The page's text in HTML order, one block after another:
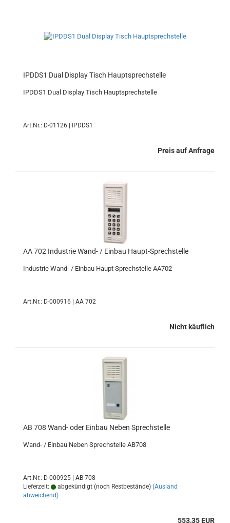
IPDDS1 Dual Display Tisch Hauptsprechstelle
IPDDS1 Dual Display Tisch Hauptsprechstelle
Art.Nr.: D-01126 | IPDDS1
Preis auf Anfrage
AA 702 Industrie Wand- / Einbau Haupt-Sprechstelle
Industrie Wand- / Einbau Haupt Sprechstelle AA702
Art.Nr.: D-000916 | AA 702
Nicht käuflich
AB 708 Wand- oder Einbau Neben Sprechstelle
Wand- / Einbau Neben Sprechstelle AB708
Art.Nr.: D-000925 | AB 708
Lieferzeit:
abgekündigt (noch Restbestände) (Ausland
abweichend)
553,35 EUR